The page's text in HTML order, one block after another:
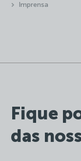
Fique
das
Imprensa